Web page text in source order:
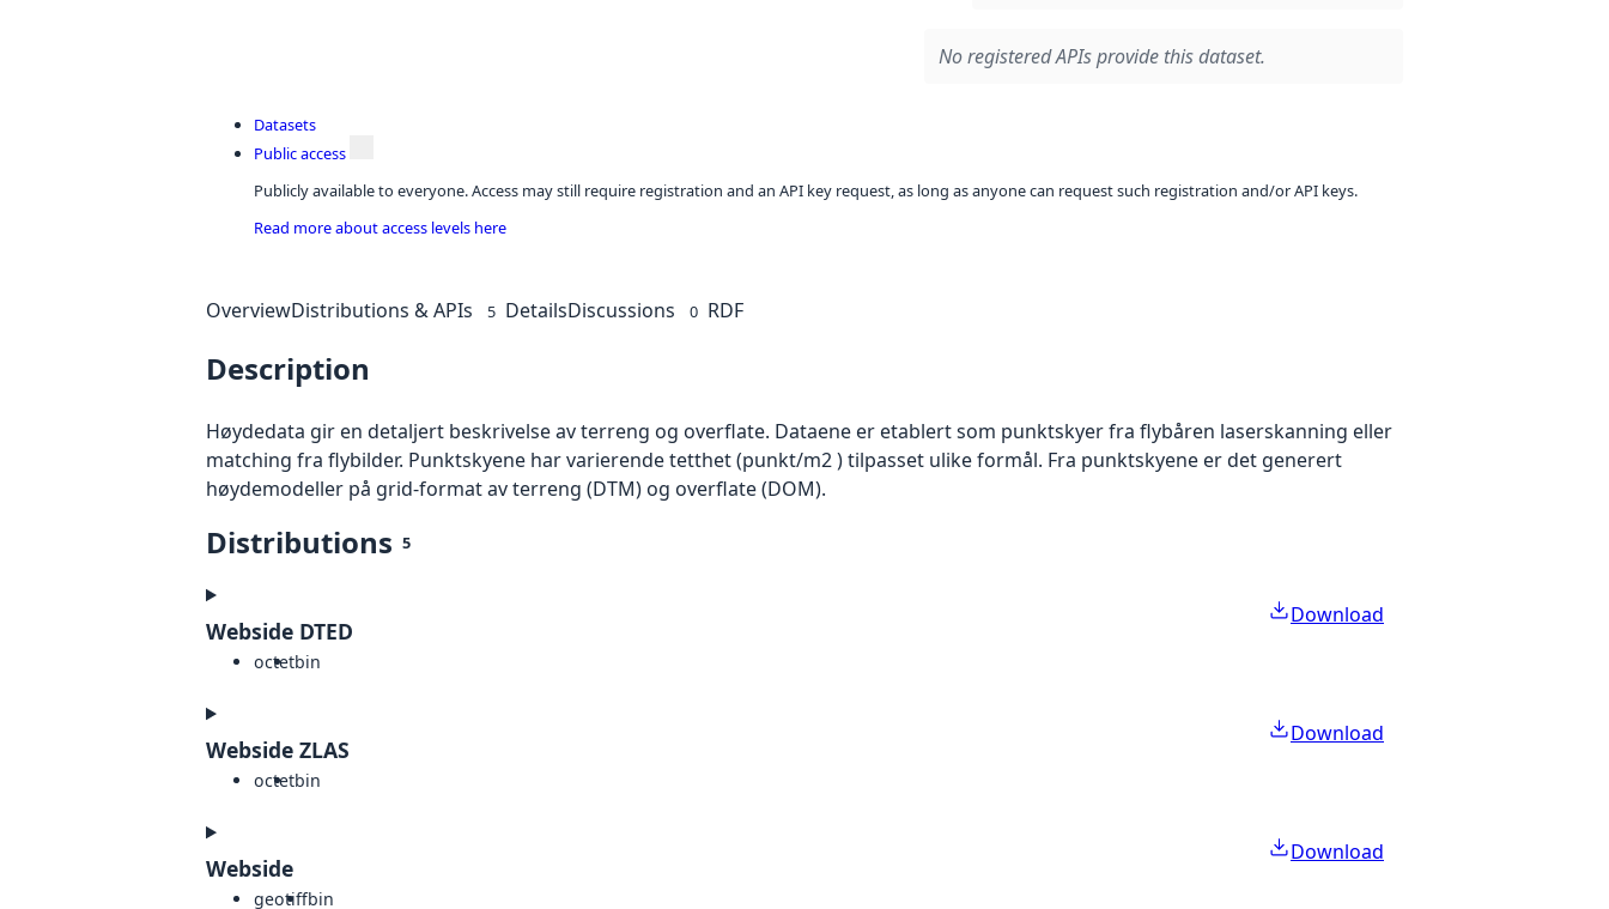
No registered APIs provide this dataset.
Datasets
Public access
Publicly available to everyone. Access may still require registration and an API key request, as long as anyone can request such registration and/or API keys.
Read more about access levels here
OverviewDistributions & APIs 5 DetailsDiscussions 0 RDF
Description
Høydedata gir en detaljert beskrivelse av terreng og overflate. Dataene er etablert som punktskyer fra flybåren laserskanning eller
matching fra flybilder. Punktskyene har varierende tetthet (punkt/m2 ) tilpasset ulike formål. Fra punktskyene er det generert
høydemodeller på grid-format av terreng (DTM) og overflate (DOM).
Distributions 5
Webside DTED
octetbin
Download
Webside ZLAS
octetbin
Download
Webside
geotiffbin
Download